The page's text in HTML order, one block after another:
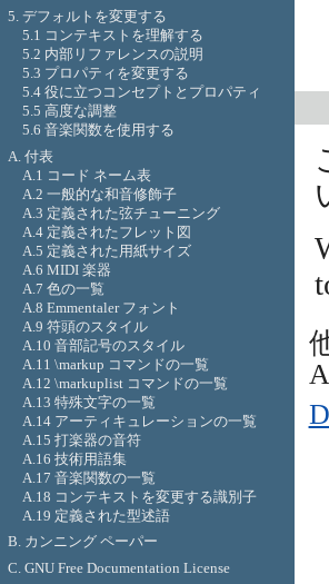
5. デフォルトを変更する
5.1 コンテキストを理解する
5.2 内部リファレンスの説明
5.3 プロパティを変更する
5.4 役に立つコンセプトとプロパティ
5.5 高度な調整
5.6 音楽関数を使用する
A. 付表
A.1 コード ネーム表
A.2 一般的な和音修飾子
A.3 定義された弦チューニング
A.4 定義されたフレット図
A.5 定義された用紙サイズ
A.6 MIDI 楽器
A.7 色の一覧
A.8 Emmentaler フォント
A.9 符頭のスタイル
A.10 音部記号のスタイル
A.11 \markup コマンドの一覧
A.12 \markuplist コマンドの一覧
A.13 特殊文字の一覧
A.14 アーティキュレーションの一覧
A.15 打楽器の音符
A.16 技術用語集
A.17 音楽関数の一覧
A.18 コンテキストを変更する識別子
A.19 定義された型述語
B. カンニング ペーパー
C. GNU Free Documentation License